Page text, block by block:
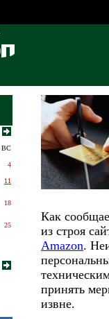
ВС
4
11
18
25
Как
из строя
Amazon.
принять
извне.